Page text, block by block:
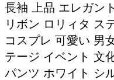
長袖 上品 エレガン
リボン ロリィタ ス
コスプレ 可愛い 男
テージ イベント 文
パンツ ホワイト シ